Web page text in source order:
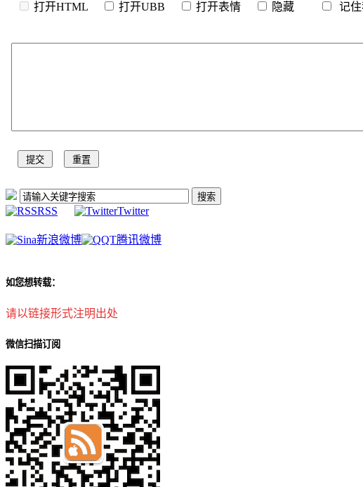
打开HTML 打开UBB 打开表情 隐藏 记
RSS Twitter
新浪微博 腾讯微博
如您想转载：
请以链接形式注明出处
微信扫描订阅